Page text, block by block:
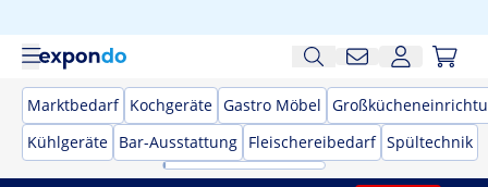
Marktbedarf Kochgeräte Gastro Möbel
Kühlgeräte Bar-Ausstattung Fleischereibedarf Spültechnik